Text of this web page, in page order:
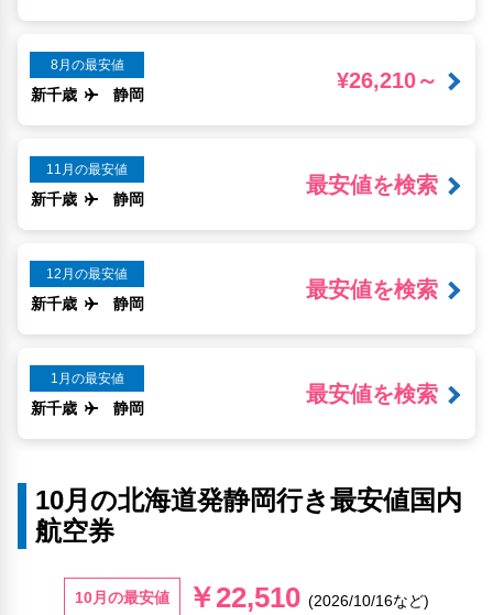
8月の最安値
新千歳 静岡
¥26,210～
11月の最安値
新千歳 静岡
最安値を検索
12月の最安値
新千歳 静岡
最安値を検索
1月の最安値
新千歳 静岡
最安値を検索
10月の北海道発静岡行き最安値国内
航空券
10月の最安値 ￥22,510 (2026/10/16など)